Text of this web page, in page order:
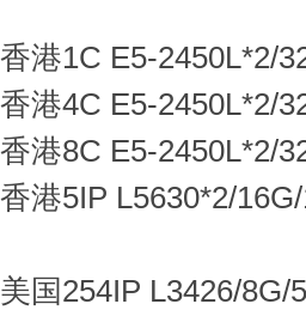
香港1C E5-2450L*2/
香港4C E5-2450L*2/
香港8C E5-2450L*2/
香港5IP L5630*2/
美国254IP L3426/8G/